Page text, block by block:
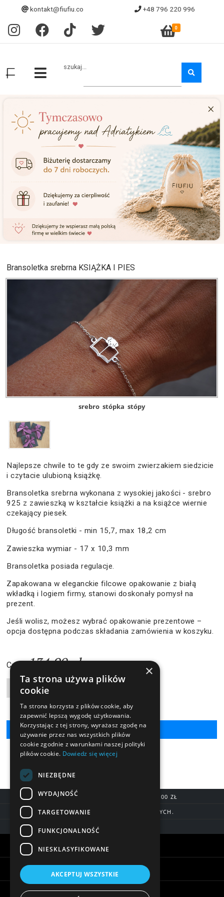
kontakt@fiufiu.co +48 796 220 996
0
szukaj...
Bransoletka srebrna KSIĄŻKA I PIES
srebro stópka stópy
Najlepsze chwile to te gdy ze swoim zwierzakiem siedzicie
i czytacie ulubioną książkę.
Bransoletka srebrna wykonana z wysokiej jakości - srebro
925 z zawieszką w kształcie książki a na książce wiernie
czekający piesek.
Długość bransoletki - min 15,7, max 18,2 cm
Zawieszka wymiar - 17 x 10,3 mm
Bransoletka posiada regulacje.
Zapakowana w eleganckie filcowe opakowanie z białą
wkładką i logiem firmy, stanowi doskonały pomysł na
prezent.
Jeśli wolisz, możesz wybrać opakowanie prezentowe –
opcja dostępna podczas składania zamówienia w koszyku.
Cena: 134,90 zł
Liczba produktów
DARMOWA DOSTAWA OD 200,00 ZŁ
DOSTAWA DO 7 DNI ROBOCZYCH.
BLIK, SZYBKIE PRZELEWY
Warunki zakupów
Informacje
×
Ta strona używa plików
cookie
Ta strona korzysta z plików cookie, aby
zapewnić lepszą wygodę użytkowania.
Korzystając z tej strony, wyrażasz zgodę na
używanie przez nas wszystkich plików
cookie zgodnie z warunkami naszej polityki
plików cookie. Dowiedz się więcej
NIEZBĘDNE
WYDAJNOŚĆ
TARGETOWANIE
FUNKCJONALNOŚĆ
NIESKLASYFIKOWANE
AKCEPTUJ WSZYSTKIE